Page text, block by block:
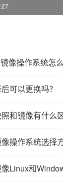
可以更换吗？